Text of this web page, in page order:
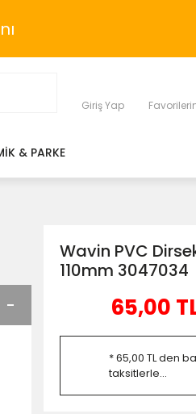
Giriş Yap
& PARKE
Wavin PVC
110mm 3047034
65,00
* 65,00 TL den
taksitlerle...